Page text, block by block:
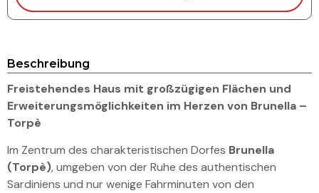
Beschreibung
Freistehendes Haus mit großzügigen Flächen und
Erweiterungsmöglichkeiten im Herzen von Brunella –
Torpè
Im Zentrum des charakteristischen Dorfes Brunella
(Torpè), umgeben von der Ruhe des authentischen
Sardiniens und nur wenige Fahrminuten von den